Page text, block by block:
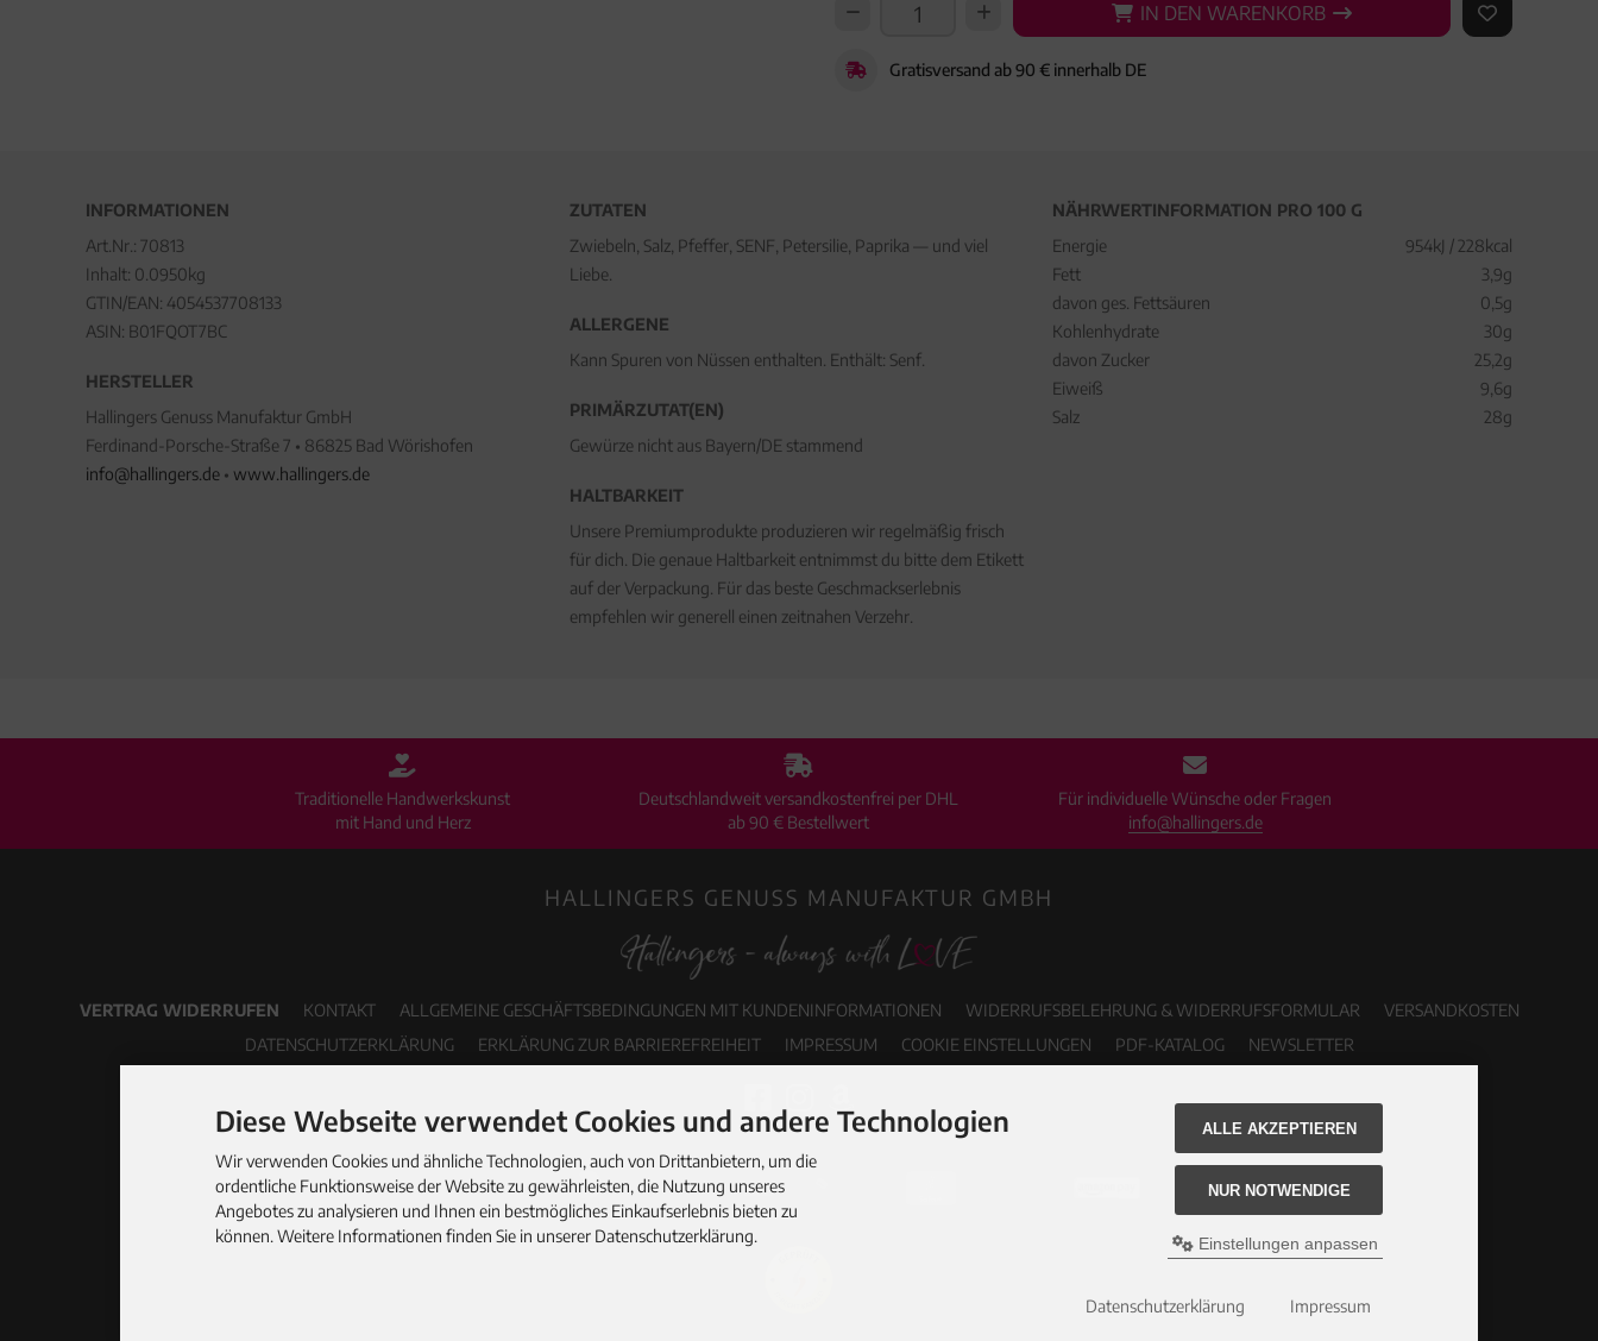
IN DEN WARENKORB
IN DEN WARENKORB AUF DEN
Gratisversand ab 90 € innerhalb DE
INFORMATIONEN
Art.Nr.: 70813
Inhalt: 0.0950kg
GTIN/EAN: 4054537708133
ASIN: B01FQOT7BC
HERSTELLER
Hallingers Genuss Manufaktur GmbH
Ferdinand-Porsche-Straße 7 • 86825 Bad Wörishofen
info@hallingers.de • www.hallingers.de
ZUTATEN
Zwiebeln, Salz, Pfeffer, SENF, Petersilie, Paprika — und viel
Liebe.
ALLERGENE
Kann Spuren von Nüssen enthalten. Enthält: Senf.
PRIMÄRZUTAT(EN)
Gewürze nicht aus Bayern/DE stammend
HALTBARKEIT
Unsere Premiumprodukte produzieren wir regelmäßig frisch
für dich. Die genaue Haltbarkeit entnimmst du bitte dem Etikett
auf der Verpackung. Für das beste Geschmackserlebnis
empfehlen wir generell einen zeitnahen Verzehr.
NÄHRWERTINFORMATION PRO 100 G
Energie
954kJ / 228kcal
Fett
3,9g
davon ges. Fettsäuren
0,5g
Kohlenhydrate
30g
davon Zucker
25,2g
Eiweiß
9,6g
Salz
28g
Traditionelle Handwerkskunst
mit Hand und Herz
Deutschlandweit versandkostenfrei per DHL
ab 90 € Bestellwert
Für individuelle Wünsche oder Fragen
info@hallingers.de
HALLINGERS GENUSS MANUFAKTUR GMBH
VERTRAG WIDERRUFEN KONTAKT ALLGEMEINE GESCHÄFTSBEDINGUNGEN MIT KUNDENINFORMATIONEN WIDERRUFSBELEHRUNG & WIDERRUFSFORMULAR
VERSANDKOSTEN
DATENSCHUTZERKLÄRUNG
ERKLÄRUNG ZUR BARRIEREFREIHEIT IMPRESSUM COOKIE EINSTELLUNGEN PDF-KATALOG NEWSLETTER
Diese Webseite verwendet Cookies und andere Technologien
Wir verwenden Cookies und ähnliche Technologien, auch von Drittanbietern, um die
ordentliche Funktionsweise der Website zu gewährleisten, die Nutzung unseres
Angebotes zu analysieren und Ihnen ein bestmögliches Einkaufserlebnis bieten zu
können. Weitere Informationen finden Sie in unserer Datenschutzerklärung.
ALLE AKZEPTIEREN
NUR NOTWENDIGE
Einstellungen anpassen
Datenschutzerklärung Impressum